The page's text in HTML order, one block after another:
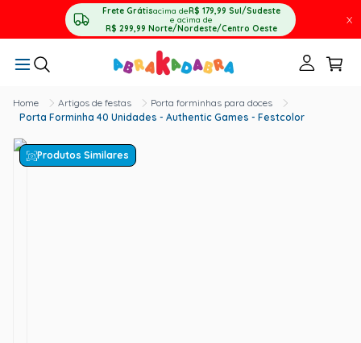
Frete Grátisacima deR$ 179,99 Sul/Sudeste
e acima de
R$ 299,99 Norte/Nordeste/Centro Oeste
X
Artigos de festas
Porta forminhas para doces
Porta Forminha 40 Unidades - Authentic Games - Festcolor
Produtos Similares